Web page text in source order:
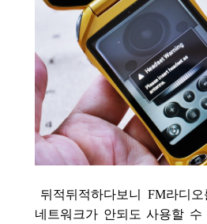
뒤적뒤적하다보니 FM라디
네트워크가 안되도 사용할